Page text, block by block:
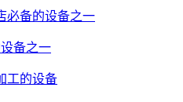
备之一